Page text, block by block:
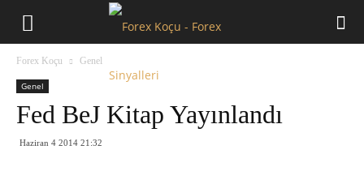
Forex Koçu Genel
Genel
Fed BeJ Kitap Yayınlandı
Haziran 4 2014 21:32